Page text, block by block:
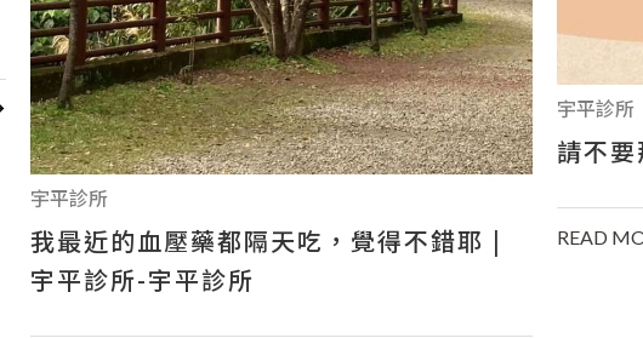
宇平診所
我最近的血壓藥都隔天吃，覺得不錯耶 |
宇平診所-宇平診所
宇平診所
請不
READ